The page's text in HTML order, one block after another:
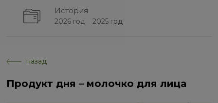
История
2026 год 2025 год
назад
Продукт дня – молочко для лица